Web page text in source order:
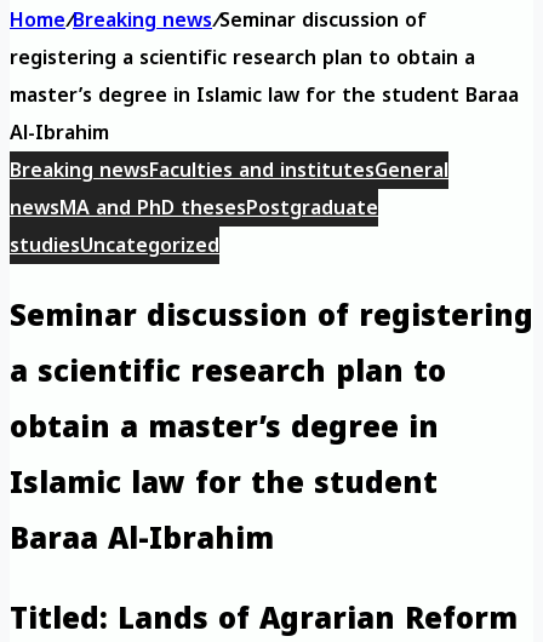
Home/Breaking news/Seminar discussion of
registering a scientific research plan to obtain a
master’s degree in Islamic law for the student Baraa
Al-Ibrahim
Breaking newsFaculties and institutesGeneral
newsMA and PhD thesesPostgraduate
studiesUncategorized
Seminar discussion of registering
a scientific research plan to
obtain a master’s degree in
Islamic law for the student
Baraa Al-Ibrahim
Titled: Lands of Agrarian Reform